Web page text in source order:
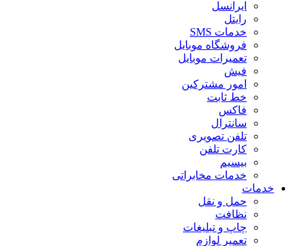
ایرانسل
رایتل
خدمات SMS
فروشگاه موبایل
تعمیرات موبایل
فیش
امور مشترکین
خط ثابت
فاکس
سانترال
تلفن تصویری
کارت تلفن
بیسیم
خدمات مخابراتی
خدمات
حمل و نقل
نظافت
چاپ و تبلیغات
تعمیر لوازم